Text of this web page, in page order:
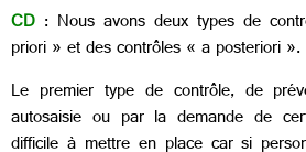
CD : Nous avons deux types de
priori » et des contrôles « a posteriori ».
Le premier type de contrôle, de
autosaisie ou par la demande de